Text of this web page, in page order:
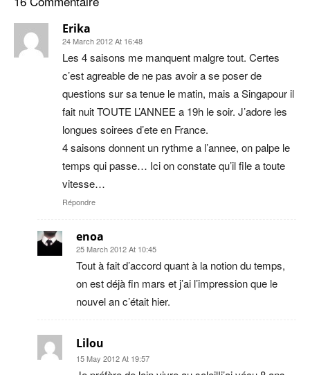
Erika
24 March 2012 At 16:48
Les 4 saisons me manquent malgre tout. Certes
c’est agreable de ne pas avoir a se poser de
questions sur sa tenue le matin, mais a Singapour il
fait nuit TOUTE L’ANNEE a 19h le soir. J’adore les
longues soirees d’ete en France.
4 saisons donnent un rythme a l’annee, on palpe le
temps qui passe… Ici on constate qu’il file a toute
vitesse…
Répondre
enoa
25 March 2012 At 10:45
Tout à fait d’accord quant à la notion du temps,
on est déjà fin mars et j’ai l’impression que le
nouvel an c’était hier.
Lilou
15 May 2012 At 19:57